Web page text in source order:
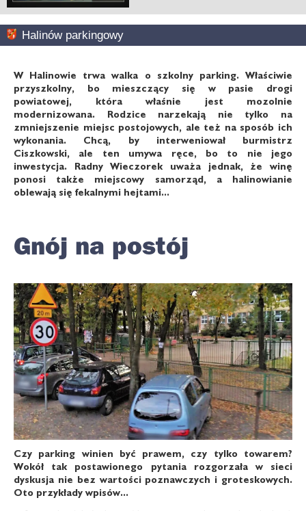
Halinów parkingowy
W Halinowie trwa walka o szkolny parking. Właściwie
przyszkolny, bo mieszczący się w pasie drogi
powiatowej, która właśnie jest mozolnie
modernizowana. Rodzice narzekają nie tylko na
zmniejszenie miejsc postojowych, ale też na sposób ich
wykonania. Chcą, by interweniował burmistrz
Ciszkowski, ale ten umywa ręce, bo to nie jego
inwestycja. Radny Wieczorek uważa jednak, że winę
ponosi także miejscowy samorząd, a halinowianie
oblewają się fekalnymi hejtami...
Gnój na postój
Czy parking winien być prawem, czy tylko towarem?
Wokół tak postawionego pytania rozgorzała w sieci
dyskusja nie bez wartości poznawczych i groteskowych.
Oto przykłady wpisów...